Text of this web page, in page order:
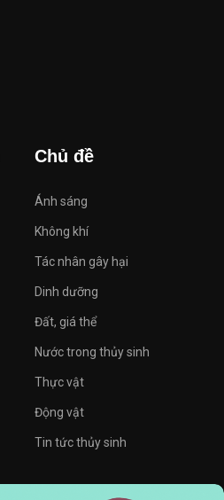
Chủ đề
Ánh sáng
Không khí
Tác nhân gây hại
Dinh dưỡng
Đất, giá thể
Nước trong thủy sinh
Thực vật
Động vật
Tin tức thủy sinh